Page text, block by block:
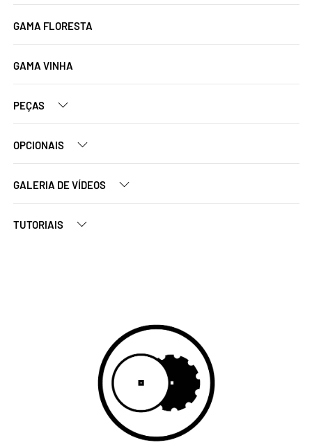
GAMA FLORESTA
GAMA VINHA
PEÇAS
OPCIONAIS
GALERIA DE VÍDEOS
TUTORIAIS